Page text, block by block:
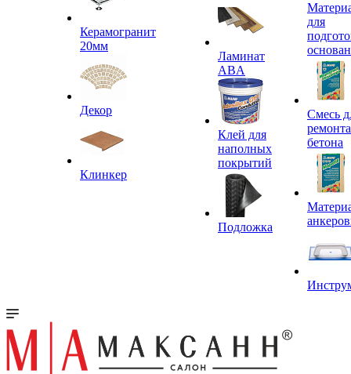
Керамогранит
20мм
Декор
Клинкер
Ламинат
ABA
Клей для
наполных
покрытий
Подложка
для
Смесь
ремонта
бетона